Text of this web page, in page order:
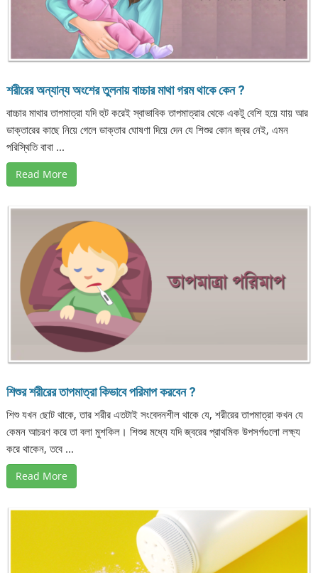
শরীরের অন্যান্য অংশের তুলনায় বাচ্চার মাথা গরম থাকে কেন ?
বাচ্চার মাথার তাপমাত্রা যদি হুট করেই স্বাভাবিক তাপমাত্রার থেকে একটু বেশি হয়ে যায় আর
ডাক্তারের কাছে নিয়ে গেলে ডাক্তার ঘোষণা দিয়ে দেন যে শিশুর কোন জ্বর নেই, এমন
পরিস্থিতি বাবা ...
Read More
শিশুর শরীরের তাপমাত্রা কিভাবে পরিমাপ করবেন ?
শিশু যখন ছোট থাকে, তার শরীর এতটাই সংবেদনশীল থাকে যে, শরীরের তাপমাত্রা কখন যে
কেমন আচরণ করে তা বলা মুশকিল। শিশুর মধ্যে যদি জ্বরের প্রাথমিক উপসর্গগুলো লক্ষ্য
করে থাকেন, তবে ...
Read More